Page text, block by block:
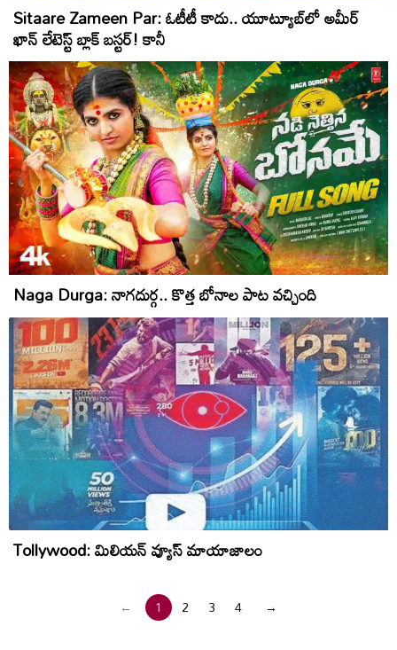
Sitaare Zameen Par: ఓటీటీ కాదు.. యూట్యూబ్‌లో అమీర్
ఖాన్ లేటెస్ట్ బ్లాక్ బ‌స్ట‌ర్‌! కానీ
Naga Durga: నాగ‌దుర్గ‌.. కొత్త బోనాల పాట వ‌చ్చింది
Tollywood: మిలియన్‌ వ్యూస్‌ మాయాజాలం
← 1 2 3 4 →